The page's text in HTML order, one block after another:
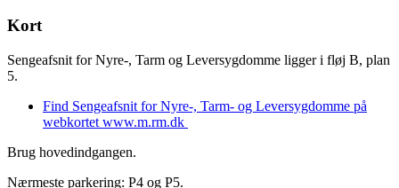
Kort
Sengeafsnit for Nyre-, Tarm og Leversygdomme ligger i fløj B, plan
5.
Find Sengeafsnit for Nyre-, Tarm- og Leversygdomme på
webkortet www.m.rm.dk
Brug hovedindgangen.
Nærmeste parkering: P4 og P5.